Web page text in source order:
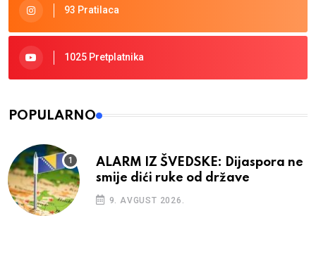
93 Pratilaca
1025 Pretplatnika
POPULARNO
ALARM IZ ŠVEDSKE: Dijaspora ne
smije dići ruke od države
9. AVGUST 2026.